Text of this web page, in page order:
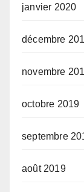
janvier 2020
décembre
novembre
octobre 2019
septembre
août 2019